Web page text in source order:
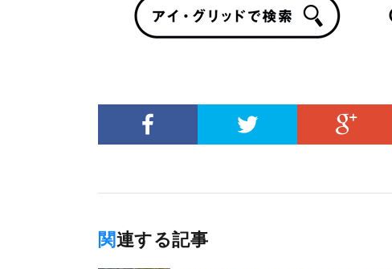
関連する記事